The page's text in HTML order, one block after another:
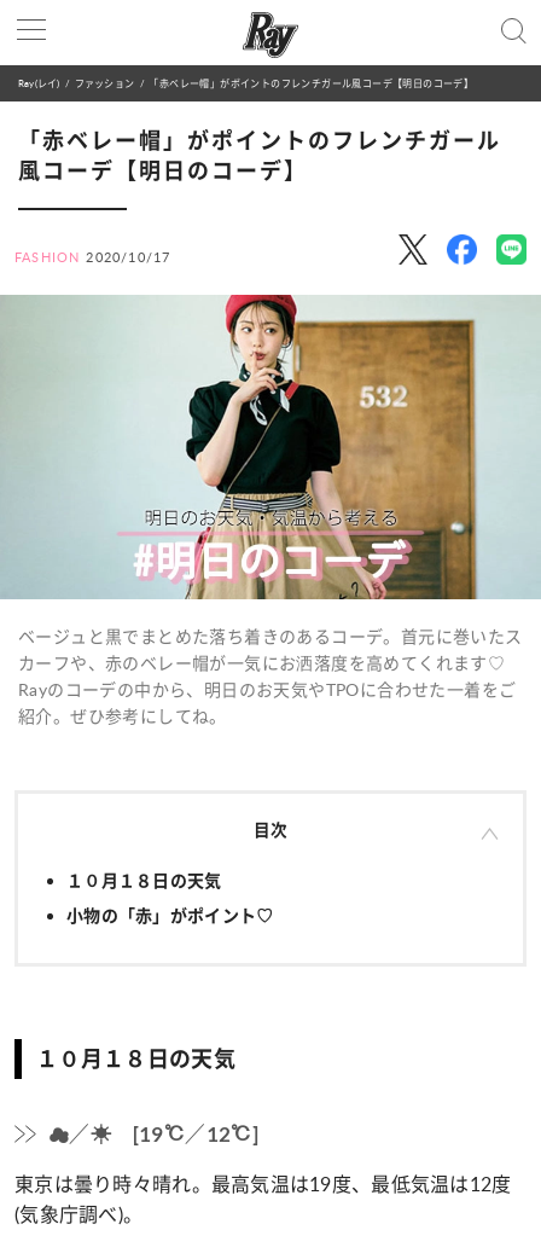
Ray(レイ) ファッション 「赤ベレー帽」がポイントのフレンチガール風コーデ【明日のコーデ】
「赤ベレー帽」がポイントのフレンチガール
風コーデ【明日のコーデ】
FASHION 2020/10/17
ベージュと黒でまとめた落ち着きのあるコーデ。首元に巻いたス
カーフや、赤のベレー帽が一気にお洒落度を高めてくれます♡
Rayのコーデの中から、明日のお天気やTPOに合わせた一着をご
紹介。ぜひ参考にしてね。
目次
１０月１８日の天気
小物の「赤」がポイント♡
１０月１８日の天気
☁／☀ [19℃／12℃]
東京は曇り時々晴れ。最高気温は19度、最低気温は12度
(気象庁調べ)。